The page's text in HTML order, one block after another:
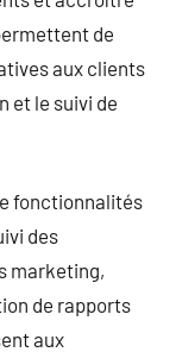
de
aux clients
et le suivi de
fonctionnalités
des
marketing,
de rapports
aux